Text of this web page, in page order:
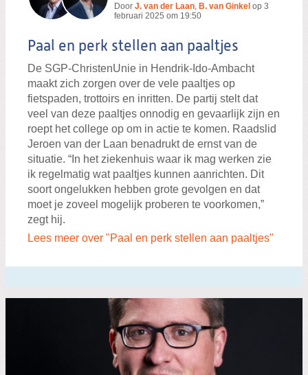
Door J. van der Laan B. van Ginkel op 3
februari 2025 om 19:50
Paal en perk stellen aan paaltjes
De SGP-ChristenUnie in Hendrik-Ido-Ambacht
maakt zich zorgen over de vele paaltjes op
fietspaden, trottoirs en inritten. De partij stelt dat
veel van deze paaltjes onnodig en gevaarlijk zijn en
roept het college op om in actie te komen. Raadslid
Jeroen van der Laan benadrukt de ernst van de
situatie. “In het ziekenhuis waar ik mag werken zie
ik regelmatig wat paaltjes kunnen aanrichten. Dit
soort ongelukken hebben grote gevolgen en dat
moet je zoveel mogelijk proberen te voorkomen,”
zegt hij.
Lees meer over "Paal en perk stellen aan paaltjes"